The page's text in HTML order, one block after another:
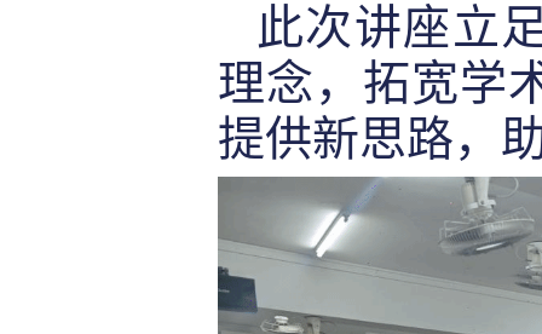
此次讲座立
理念，拓宽学
提供新思路，